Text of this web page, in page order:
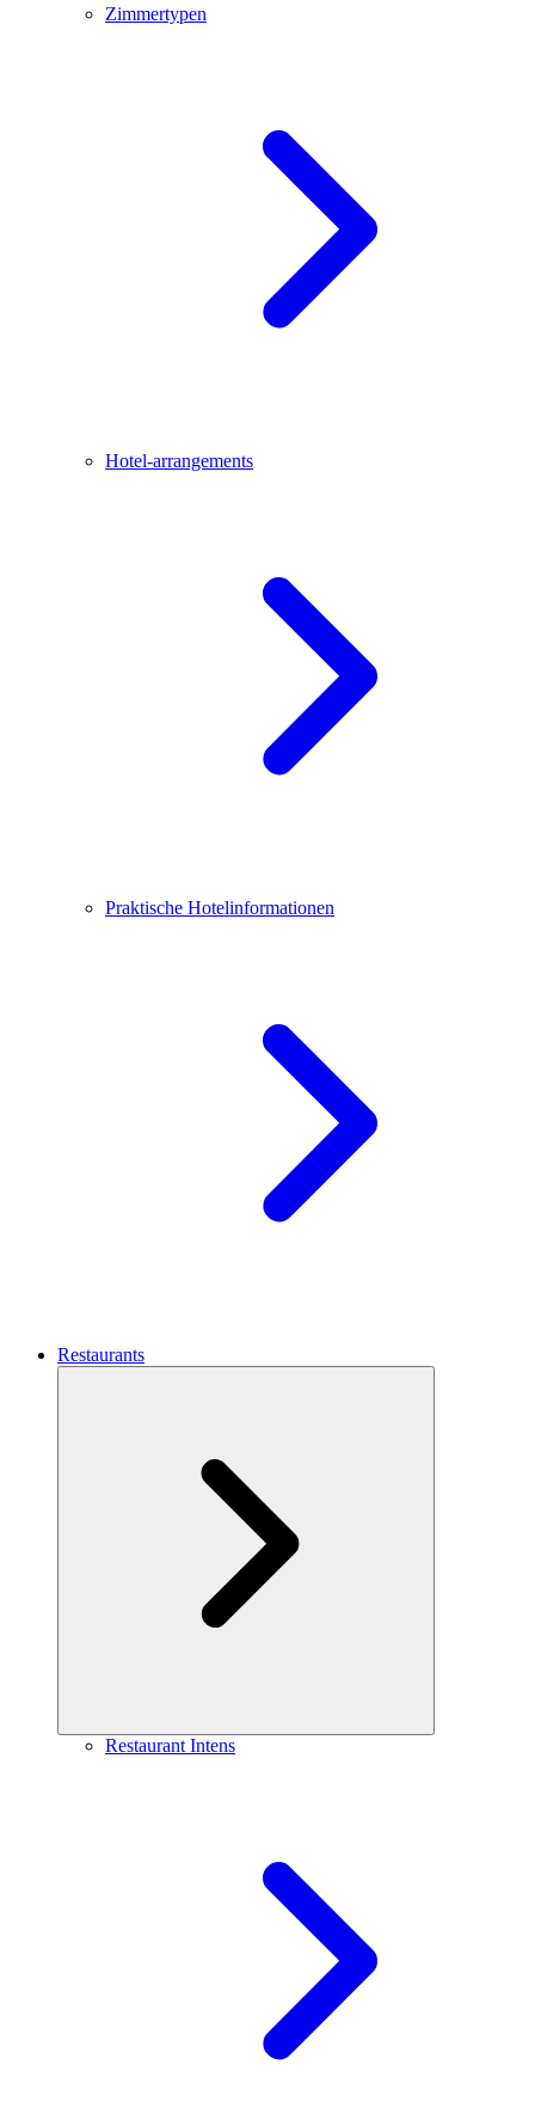
Zimmertypen
Hotel-arrangements
Praktische Hotelinformationen
Restaurants
Restaurant Intens